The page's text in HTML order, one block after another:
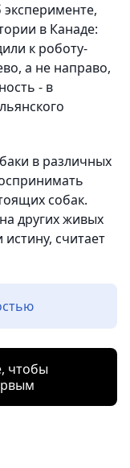
в Канаде:
к роботу-
а не направо,
- в
в различных
собак.
других живых
считает
чтобы